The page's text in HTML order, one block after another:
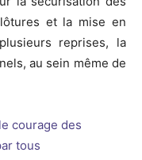
et la mise en
reprises, la
au sein même de